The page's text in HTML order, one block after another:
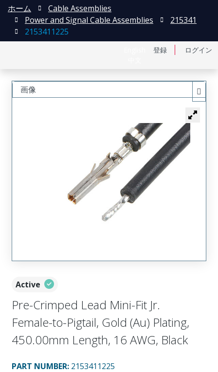
登録 ログイン
ホーム
Cable Assemblies
Power and Signal Cable Assemblies
215341
2153411225
Active
Pre-Crimped Lead Mini-Fit Jr.
Female-to-Pigtail, Gold (Au) Plating,
450.00mm Length, 16 AWG, Black
PART NUMBER: 2153411225
画像